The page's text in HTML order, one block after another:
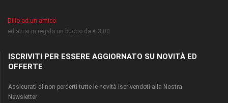
Dillo ad un amico
ed avrai in regalo un buono da € 3,00
ISCRIVITI PER ESSERE AGGIORNATO SU NOVITÀ ED
OFFERTE
Assicurati di non perderti tutte le novità iscrivendoti alla Nostra
Newsletter